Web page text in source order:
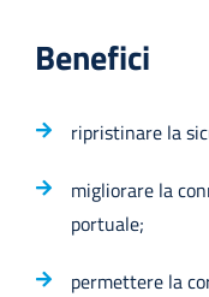
Benefici
ripristinare la
migliorare la
portuale;
permettere la